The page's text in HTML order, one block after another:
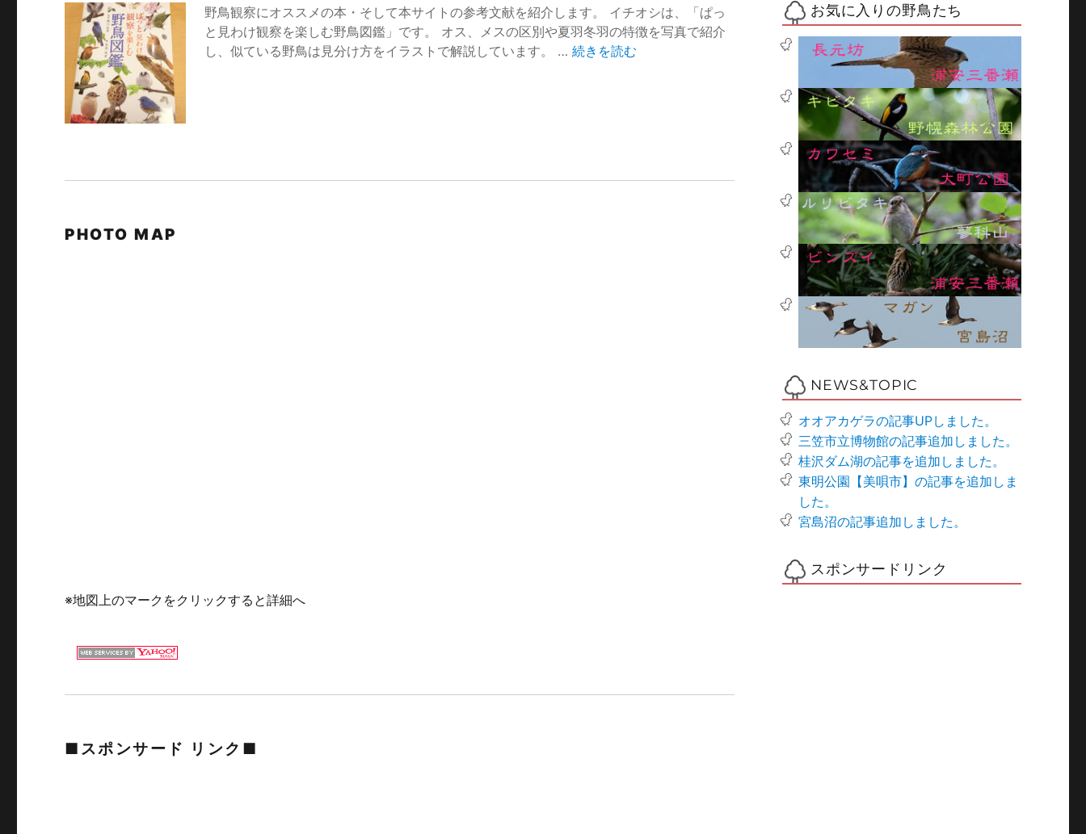
野鳥観察にオススメの本・そして本サイトの参考文献を紹介します。 イチオシは、「ぱっ
と見わけ観察を楽しむ野鳥図鑑」です。 オス、メスの区別や夏羽冬羽の特徴を写真で紹介
し、似ている野鳥は見分け方をイラストで解説しています。 …“野鳥の名前を調べるのにオススメの本「ぱっと見わけ観察を楽しむ野鳥図鑑」” の
続きを読む
PHOTO MAP
※地図上のマークをクリックすると詳細へ
■スポンサード リンク■
お気に入りの野鳥たち
NEWS&TOPIC
オオアカゲラの記事UPしました。
三笠市立博物館の記事追加しました。
桂沢ダム湖の記事を追加しました。
東明公園【美唄市】の記事を追加しま
した。
宮島沼の記事追加しました。
スポンサードリンク